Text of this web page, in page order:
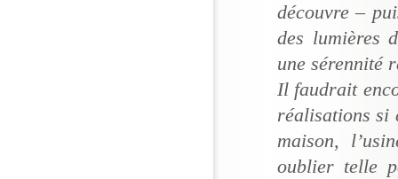
découvre –
des lumières
une sérennité
Il faudrait
réalisations si
maison,
oublier telle